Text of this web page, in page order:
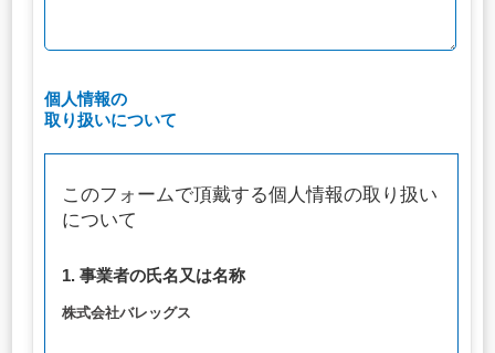
個人情報の
取り扱いについて
このフォームで頂戴する個人情報の取り扱い
について
1. 事業者の氏名又は名称
株式会社バレッグス